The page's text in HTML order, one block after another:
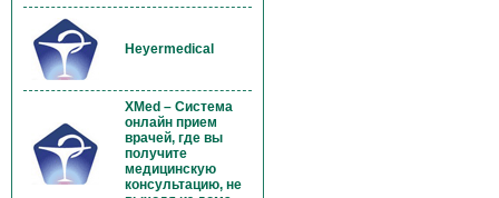
Heyermedical
XMed – Система
онлайн прием
врачей, где вы
получите
медицинскую
консультацию, не